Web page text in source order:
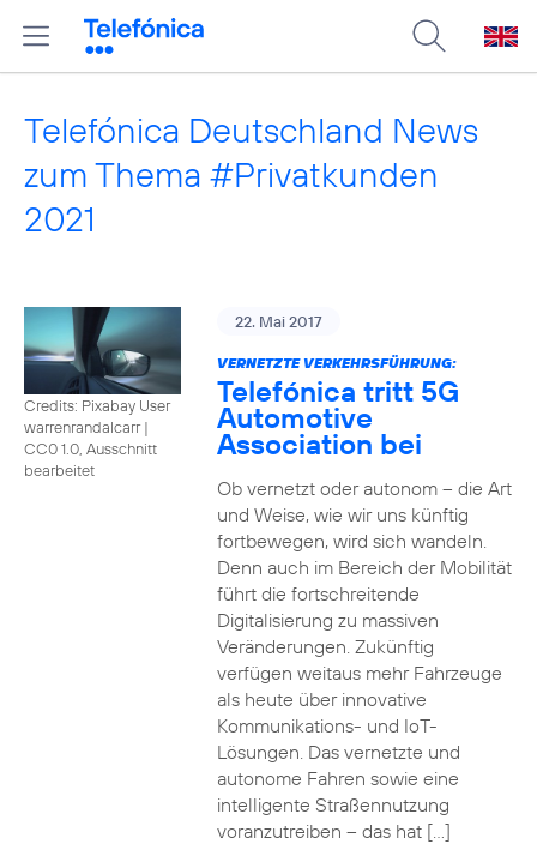
Telefónica Deutschland News
zum Thema #Privatkunden
2021
Credits: Pixabay User
warrenrandalcarr|
CC0 1.0, Ausschnitt
bearbeitet
22. Mai 2017
VERNETZTE VERKEHRSFÜHRUNG:
Telefónica tritt 5G
Automotive
Association bei
Ob vernetzt oder autonom – die Art
und Weise, wie wir uns künftig
fortbewegen, wird sich wandeln.
Denn auch im Bereich der Mobilität
führt die fortschreitende
Digitalisierung zu massiven
Veränderungen. Zukünftig
verfügen weitaus mehr Fahrzeuge
als heute über innovative
Kommunikations- und IoT-
Lösungen. Das vernetzte und
autonome Fahren sowie eine
intelligente Straßennutzung
voranzutreiben – das hat […]